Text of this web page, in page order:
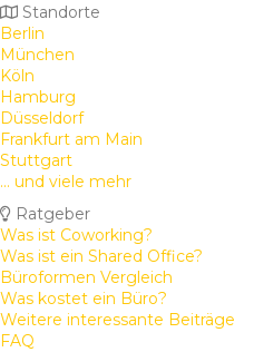
Standorte
Berlin
München
Köln
Hamburg
Düsseldorf
Frankfurt am Main
Stuttgart
... und viele mehr
Ratgeber
Was ist Coworking?
Was ist ein Shared Office?
Büroformen Vergleich
Was kostet ein Büro?
Weitere interessante Beiträge
FAQ